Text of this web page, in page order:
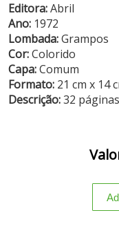
Editora:Abril
Ano: 1972
Lombada:Grampos
Cor:Colorido
Capa:Comum
Formato: 21 cm x 14
Descrição:32